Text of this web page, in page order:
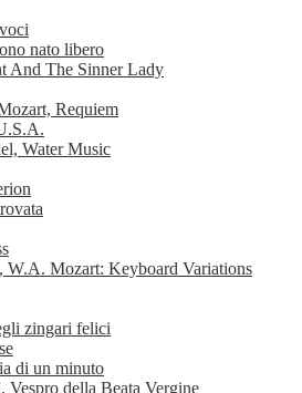
nato libero
And The Sinner Lady
Requiem
Water Music
W.A. Mozart: Keyboard Variations
zingari felici
di un minuto
della Beata Vergine